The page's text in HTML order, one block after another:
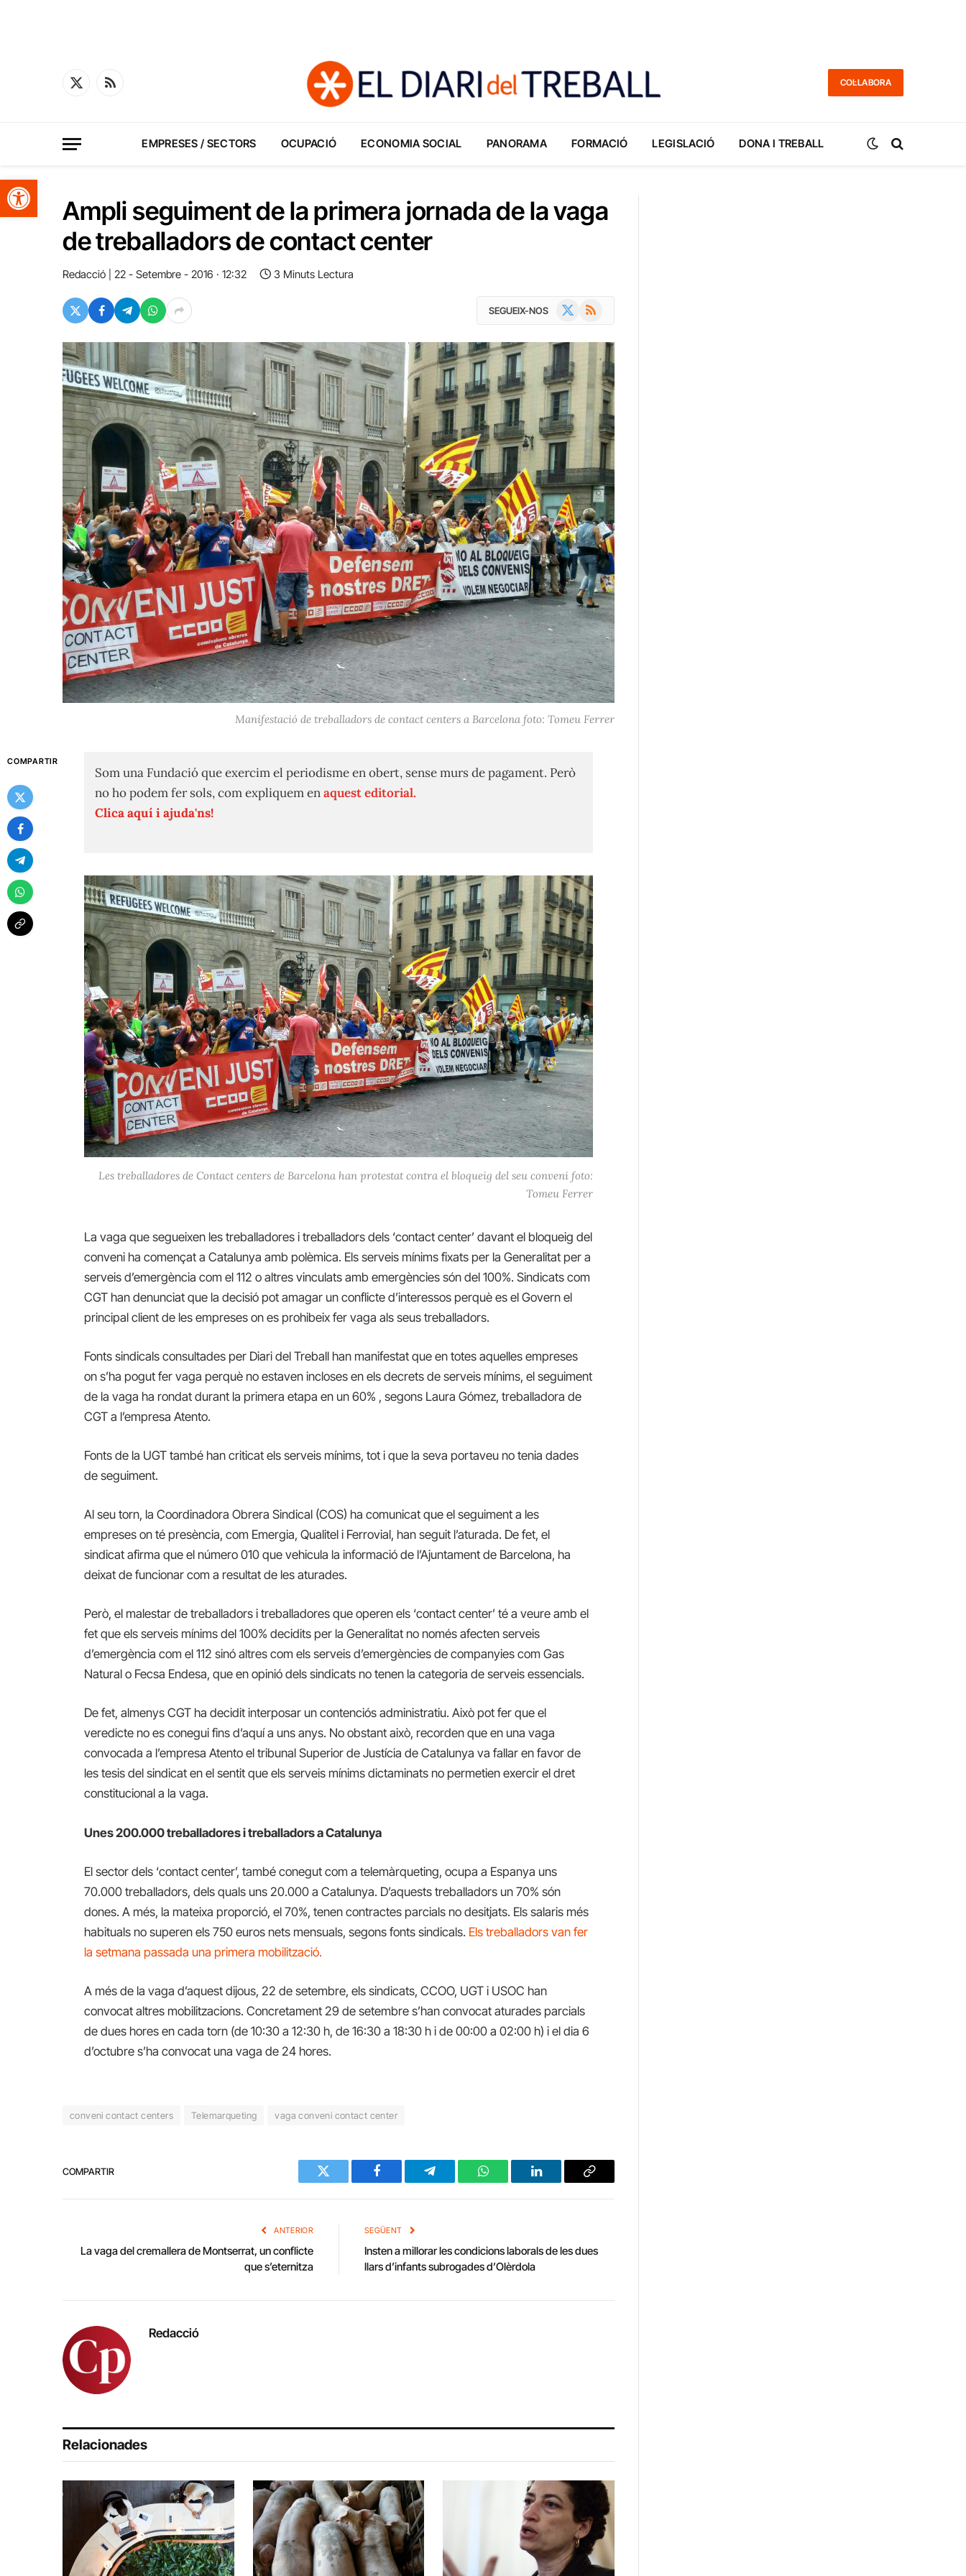
Obre la barra d'eines
X
RSS
COL·LABORA
EMPRESES / SECTORS OCUPACIÓ ECONOMIA SOCIAL PANORAMA FORMACIÓ LEGISLACIÓ DONA I TREBALL
Ampli seguiment de la primera jornada de la vaga
de treballadors de contact center
Redacció 22 - Setembre - 2016 · 12:32 3 Minuts Lectura
SEGUEIX-NOS RSS
Manifestació de treballadors de contact centers a Barcelona foto: Tomeu Ferrer
COMPARTIR
Som una Fundació que exercim el periodisme en obert, sense murs de pagament. Però
no ho podem fer sols, com expliquem enaquest editorial.
Clica aquí i ajuda'ns!
Les treballadores de Contact centers de Barcelona han protestat contra el bloqueig del seu conveni foto:
Tomeu Ferrer
La vaga que segueixen les treballadores i treballadors dels ‘contact center’ davant el bloqueig del
conveni ha començat a Catalunya amb polèmica. Els serveis mínims fixats per la Generalitat per a
serveis d’emergència com el 112 o altres vinculats amb emergències són del 100%. Sindicats com
CGT han denunciat que la decisió pot amagar un conflicte d’interessos perquè es el Govern el
principal client de les empreses on es prohibeix fer vaga als seus treballadors.
Fonts sindicals consultades per Diari del Treball han manifestat que en totes aquelles empreses
on s’ha pogut fer vaga perquè no estaven incloses en els decrets de serveis mínims, el seguiment
de la vaga ha rondat durant la primera etapa en un 60% , segons Laura Gómez, treballadora de
CGT a l’empresa Atento.
Fonts de la UGT també han criticat els serveis mínims, tot i que la seva portaveu no tenia dades
de seguiment.
Al seu torn, la Coordinadora Obrera Sindical (COS) ha comunicat que el seguiment a les
empreses on té presència, com Emergia, Qualitel i Ferrovial, han seguit l’aturada. De fet, el
sindicat afirma que el número 010 que vehicula la informació de l’Ajuntament de Barcelona, ha
deixat de funcionar com a resultat de les aturades.
Però, el malestar de treballadors i treballadores que operen els ‘contact center’ té a veure amb el
fet que els serveis mínims del 100% decidits per la Generalitat no només afecten serveis
d’emergència com el 112 sinó altres com els serveis d’emergències de companyies com Gas
Natural o Fecsa Endesa, que en opinió dels sindicats no tenen la categoria de serveis essencials.
De fet, almenys CGT ha decidit interposar un contenciós administratiu. Això pot fer que el
veredicte no es conegui fins d’aquí a uns anys. No obstant això, recorden que en una vaga
convocada a l’empresa Atento el tribunal Superior de Justícia de Catalunya va fallar en favor de
les tesis del sindicat en el sentit que els serveis mínims dictaminats no permetien exercir el dret
constitucional a la vaga.
Unes 200.000 treballadores i treballadors a Catalunya
El sector dels ‘contact center’, també conegut com a telemàrqueting, ocupa a Espanya uns
70.000 treballadors, dels quals uns 20.000 a Catalunya. D’aquests treballadors un 70% són
dones. A més, la mateixa proporció, el 70%, tenen contractes parcials no desitjats. Els salaris més
habituals no superen els 750 euros nets mensuals, segons fonts sindicals. Els treballadors van fer
la setmana passada una primera mobilització.
A més de la vaga d’aquest dijous, 22 de setembre, els sindicats, CCOO, UGT i USOC han
convocat altres mobilitzacions. Concretament 29 de setembre s’han convocat aturades parcials
de dues hores en cada torn (de 10:30 a 12:30 h, de 16:30 a 18:30 h i de 00:00 a 02:00 h) i el dia 6
d’octubre s’ha convocat una vaga de 24 hores.
conveni contact centers Telemarqueting vaga conveni contact center
COMPARTIR
Twitter Facebook Telegram WhatsAppLinkedIn Copy
ANTERIOR
La vaga del cremallera de Montserrat, un conflicte
que s’eternitza
SEGÜENT
Insten a millorar les condicions laborals de les dues
llars d’infants subrogades d’Olèrdola
Redacció
Relacionades